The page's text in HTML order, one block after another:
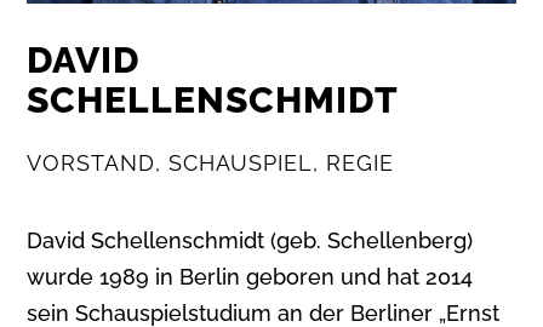
DAVID
SCHELLENSCHMIDT
VORSTAND, SCHAUSPIEL, REGIE
David Schellenschmidt (geb. Schellenberg)
wurde 1989 in Berlin geboren und hat 2014
sein Schauspielstudium an der Berliner „Ernst